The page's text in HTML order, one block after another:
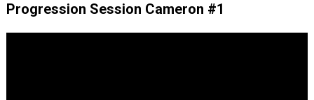
Progression Session Cameron #1